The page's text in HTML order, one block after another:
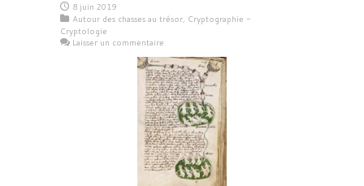
8 juin 2019
Autour des chasses au trésor, Cryptographie -
Cryptologie
Laisser un commentaire